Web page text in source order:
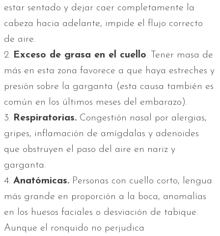
estar sentado y dejar caer completamente la
cabeza hacia adelante, impide el flujo correcto
de aire.
2. Exceso de grasa en el cuello. Tener masa de
más en esta zona favorece a que haya estreches y
presión sobre la garganta (esta causa también es
común en los últimos meses del embarazo).
3. Respiratorias. Congestión nasal por alergias,
gripes, inflamación de amígdalas y adenoides
que obstruyen el paso del aire en nariz y
garganta.
4. Anatómicas. Personas con cuello corto, lengua
más grande en proporción a la boca, anomalías
en los huesos faciales o desviación de tabique.
Aunque el ronquido no perjudica